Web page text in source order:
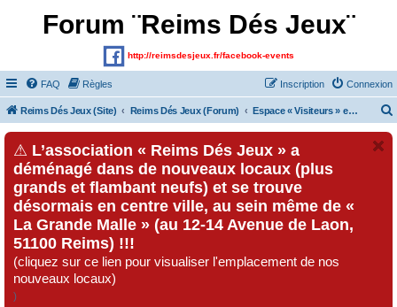
Forum ¨Reims Dés Jeux¨
http://reimsdesjeux.fr/facebook-events
FAQ Règles Connexion
Inscription
Reims Dés Jeux (Site) Reims Dés Jeux (Forum) Espace « Visiteurs » et inscrits au forum
⚠ L’association « Reims Dés Jeux » a
déménagé dans de nouveaux locaux (plus
grands et flambant neufs) et se trouve
désormais en centre ville, au sein même de «
La Grande Malle » (au 12-14 Avenue de Laon,
51100 Reims) !!!
(cliquez sur ce lien pour visualiser l'emplacement de nos
nouveaux locaux)
)